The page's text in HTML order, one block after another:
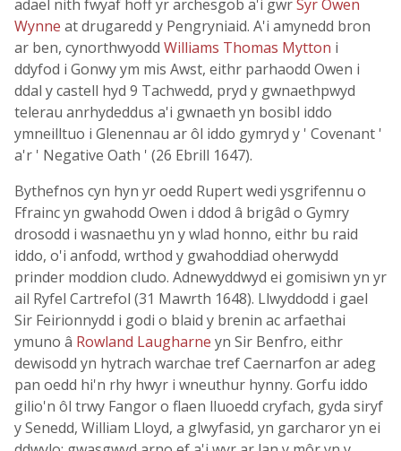
adael nith fwyaf hoff yr archesgob a'i gwrSyr Owen
Wynne at drugaredd y Pengryniaid. A'i amynedd bron
ar ben, cynorthwyodd Williams Thomas Mytton i
ddyfod i Gonwy ym mis Awst, eithr parhaodd Owen i
ddal y castell hyd 9 Tachwedd, pryd y gwnaethpwyd
telerau anrhydeddus a'i gwnaeth yn bosibl iddo
ymneilltuo i Glenennau ar ôl iddo gymryd y ' Covenant '
a'r ' Negative Oath ' (26 Ebrill 1647).
Bythefnos cyn hyn yr oedd Rupert wedi ysgrifennu o
Ffrainc yn gwahodd Owen i ddod â brigâd o Gymry
drosodd i wasnaethu yn y wlad honno, eithr bu raid
iddo, o'i anfodd, wrthod y gwahoddiad oherwydd
prinder moddion cludo. Adnewyddwyd ei gomisiwn yn yr
ail Ryfel Cartrefol (31 Mawrth 1648). Llwyddodd i gael
Sir Feirionnydd i godi o blaid y brenin ac arfaethai
ymuno â Rowland Laugharne yn Sir Benfro, eithr
dewisodd yn hytrach warchae tref Caernarfon ar adeg
pan oedd hi'n rhy hwyr i wneuthur hynny. Gorfu iddo
gilio'n ôl trwy Fangor o flaen lluoedd cryfach, gyda siryf
y Senedd, William Lloyd, a glwyfasid, yn garcharor yn ei